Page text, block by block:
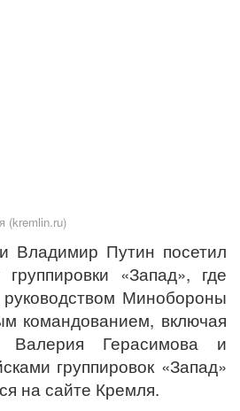
(kremlin.ru)
Владимир Путин посетил
«Запад», где
руководством Минобороны
командованием, включая
Валерия Герасимова и
группировок «Запад»
на сайте Кремля.